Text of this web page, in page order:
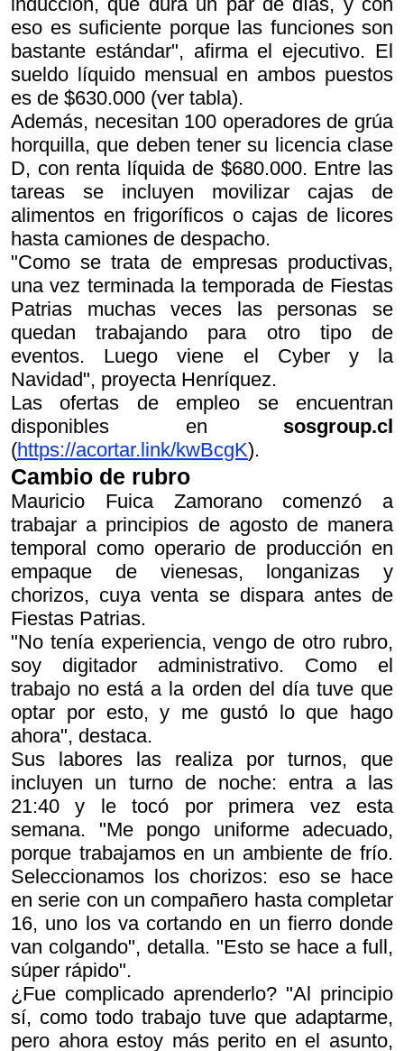
eso es suficiente porque las funciones son
bastante estándar", afirma el ejecutivo. El
sueldo líquido mensual en ambos puestos
es de $630.000 (ver tabla).
Además, necesitan 100 operadores de grúa
horquilla, que deben tener su licencia clase
D, con renta líquida de $680.000. Entre las
tareas se incluyen movilizar cajas de
alimentos en frigoríficos o cajas de licores
hasta camiones de despacho.
"Como se trata de empresas productivas,
una vez terminada la temporada de Fiestas
Patrias muchas veces las personas se
quedan trabajando para otro tipo de
eventos. Luego viene el Cyber y la
Navidad", proyecta Henríquez.
Las ofertas de empleo se encuentran
disponibles en sosgroup.cl
(https://acortar.link/kwBcgK).
Cambio de rubro
Mauricio Fuica Zamorano comenzó a
trabajar a principios de agosto de manera
temporal como operario de producción en
empaque de vienesas, longanizas y
chorizos, cuya venta se dispara antes de
Fiestas Patrias.
"No tenía experiencia, vengo de otro rubro,
soy digitador administrativo. Como el
trabajo no está a la orden del día tuve que
optar por esto, y me gustó lo que hago
ahora", destaca.
Sus labores las realiza por turnos, que
incluyen un turno de noche: entra a las
21:40 y le tocó por primera vez esta
semana. "Me pongo uniforme adecuado,
porque trabajamos en un ambiente de frío.
Seleccionamos los chorizos: eso se hace
en serie con un compañero hasta completar
16, uno los va cortando en un fierro donde
van colgando", detalla. "Esto se hace a full,
súper rápido".
¿Fue complicado aprenderlo? "Al principio
sí, como todo trabajo tuve que adaptarme,
pero ahora estoy más perito en el asunto,